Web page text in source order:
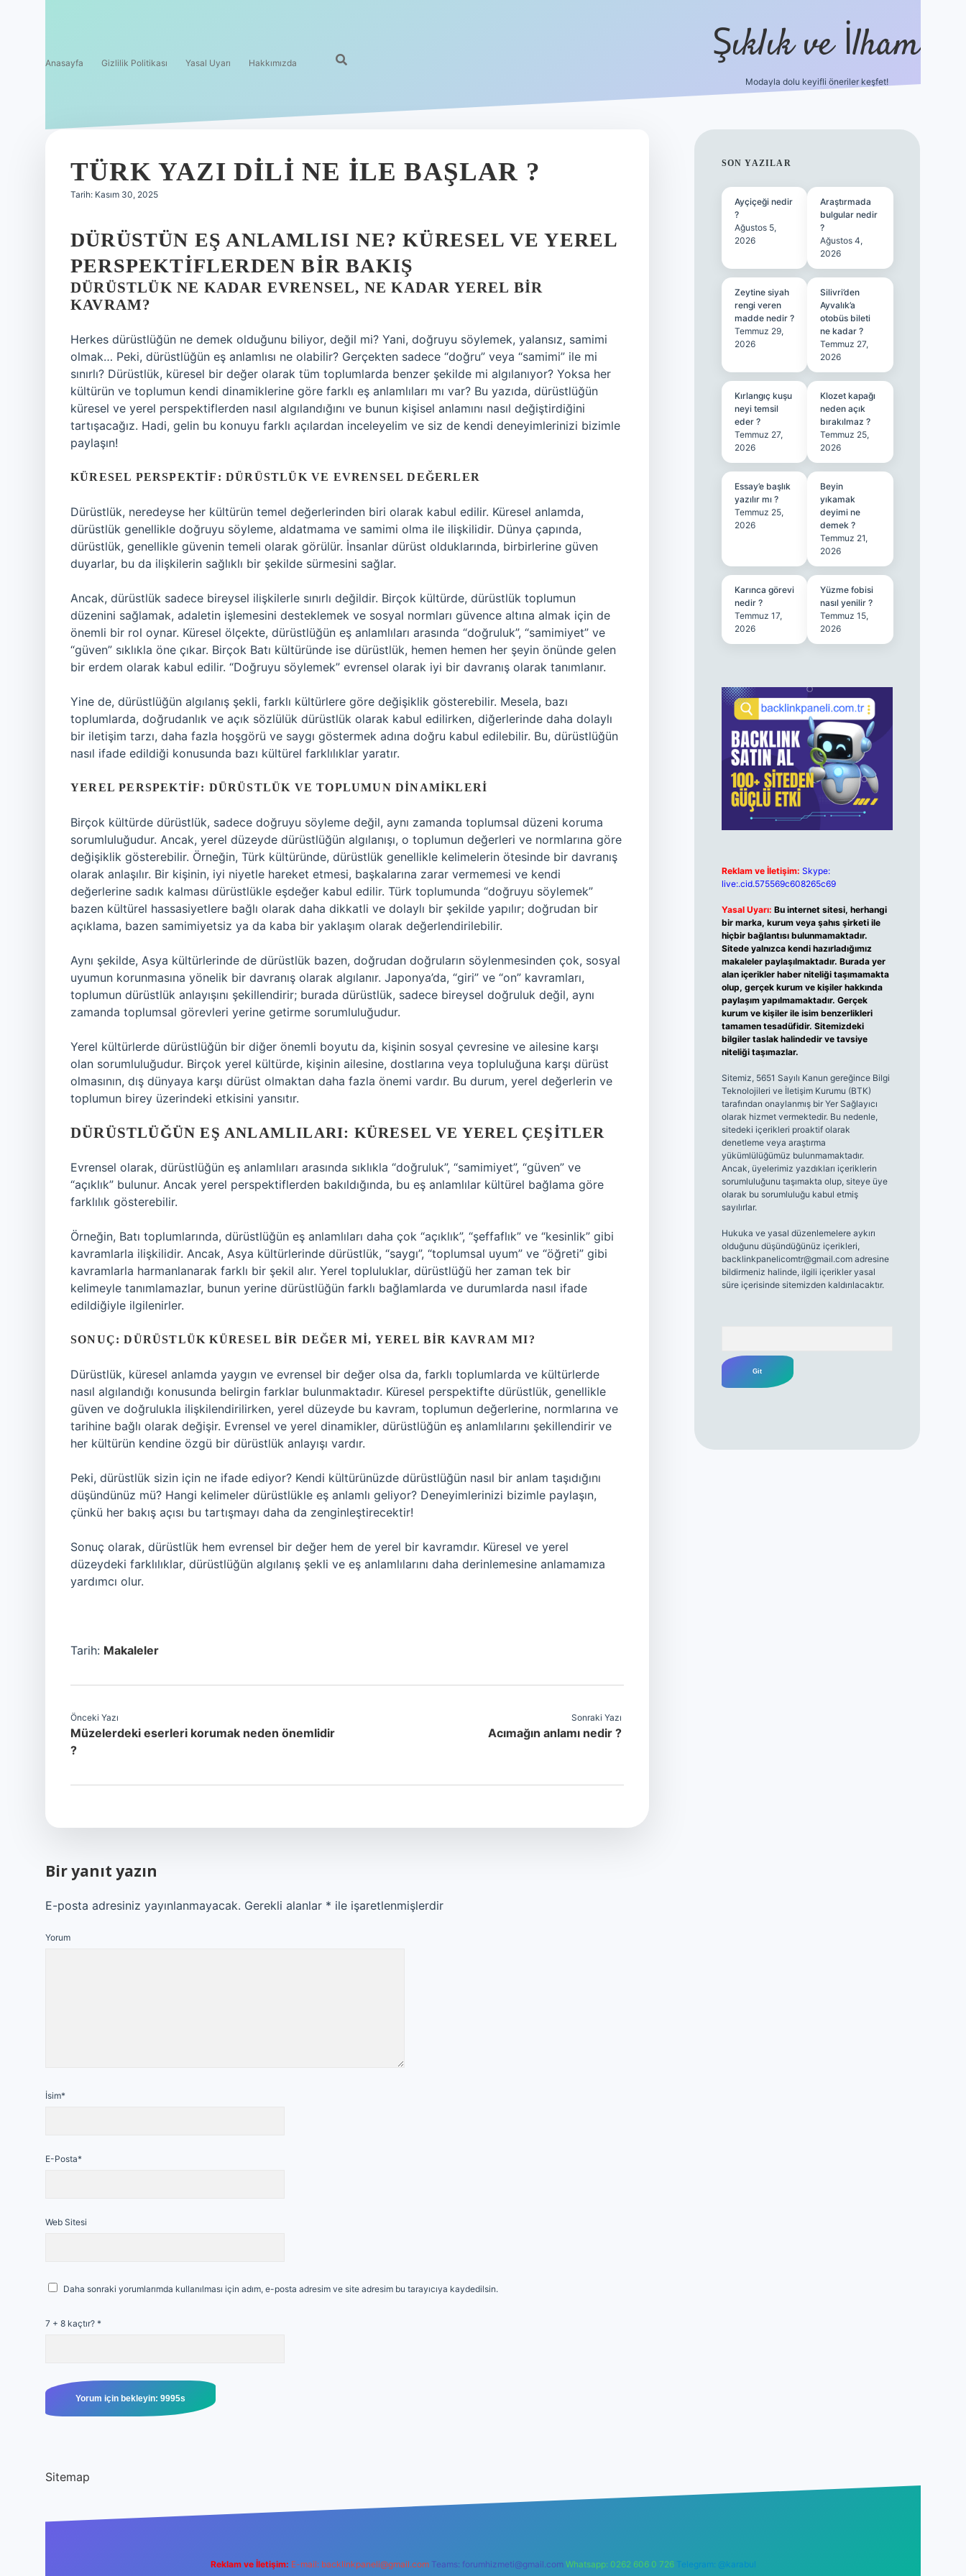
Anasayfa Gizlilik Politikası Yasal Uyarı Hakkımızda Şıklık ve İlham
Modayla dolu keyifli öneriler keşfet!
TÜRK YAZI DILI NE ILE BAŞLAR ?
Tarih: Kasım 30, 2025
DÜRÜSTÜN EŞ ANLAMLISI NE? KÜRESEL VE YEREL
PERSPEKTIFLERDEN BIR BAKIŞ
DÜRÜSTLÜK NE KADAR EVRENSEL, NE KADAR YEREL BIR
KAVRAM?
Herkes dürüstlüğün ne demek olduğunu biliyor, değil mi? Yani, doğruyu söylemek, yalansız, samimi
olmak… Peki, dürüstlüğün eş anlamlısı ne olabilir? Gerçekten sadece “doğru” veya “samimi” ile mi
sınırlı? Dürüstlük, küresel bir değer olarak tüm toplumlarda benzer şekilde mi algılanıyor? Yoksa her
kültürün ve toplumun kendi dinamiklerine göre farklı eş anlamlıları mı var? Bu yazıda, dürüstlüğün
küresel ve yerel perspektiflerden nasıl algılandığını ve bunun kişisel anlamını nasıl değiştirdiğini
tartışacağız. Hadi, gelin bu konuyu farklı açılardan inceleyelim ve siz de kendi deneyimlerinizi bizimle
paylaşın!
KÜRESEL PERSPEKTIF: DÜRÜSTLÜK VE EVRENSEL DEĞERLER
Dürüstlük, neredeyse her kültürün temel değerlerinden biri olarak kabul edilir. Küresel anlamda,
dürüstlük genellikle doğruyu söyleme, aldatmama ve samimi olma ile ilişkilidir. Dünya çapında,
dürüstlük, genellikle güvenin temeli olarak görülür. İnsanlar dürüst olduklarında, birbirlerine güven
duyarlar, bu da ilişkilerin sağlıklı bir şekilde sürmesini sağlar.
Ancak, dürüstlük sadece bireysel ilişkilerle sınırlı değildir. Birçok kültürde, dürüstlük toplumun
düzenini sağlamak, adaletin işlemesini desteklemek ve sosyal normları güvence altına almak için de
önemli bir rol oynar. Küresel ölçekte, dürüstlüğün eş anlamlıları arasında “doğruluk”, “samimiyet” ve
“güven” sıklıkla öne çıkar. Birçok Batı kültüründe ise dürüstlük, hemen hemen her şeyin önünde gelen
bir erdem olarak kabul edilir. “Doğruyu söylemek” evrensel olarak iyi bir davranış olarak tanımlanır.
Yine de, dürüstlüğün algılanış şekli, farklı kültürlere göre değişiklik gösterebilir. Mesela, bazı
toplumlarda, doğrudanlık ve açık sözlülük dürüstlük olarak kabul edilirken, diğerlerinde daha dolaylı
bir iletişim tarzı, daha fazla hoşgörü ve saygı göstermek adına doğru kabul edilebilir. Bu, dürüstlüğün
nasıl ifade edildiği konusunda bazı kültürel farklılıklar yaratır.
YEREL PERSPEKTIF: DÜRÜSTLÜK VE TOPLUMUN DINAMIKLERI
Birçok kültürde dürüstlük, sadece doğruyu söyleme değil, aynı zamanda toplumsal düzeni koruma
sorumluluğudur. Ancak, yerel düzeyde dürüstlüğün algılanışı, o toplumun değerleri ve normlarına göre
değişiklik gösterebilir. Örneğin, Türk kültüründe, dürüstlük genellikle kelimelerin ötesinde bir davranış
olarak anlaşılır. Bir kişinin, iyi niyetle hareket etmesi, başkalarına zarar vermemesi ve kendi
değerlerine sadık kalması dürüstlükle eşdeğer kabul edilir. Türk toplumunda “doğruyu söylemek”
bazen kültürel hassasiyetlere bağlı olarak daha dikkatli ve dolaylı bir şekilde yapılır; doğrudan bir
açıklama, bazen samimiyetsiz ya da kaba bir yaklaşım olarak değerlendirilebilir.
Aynı şekilde, Asya kültürlerinde de dürüstlük bazen, doğrudan doğruların söylenmesinden çok, sosyal
uyumun korunmasına yönelik bir davranış olarak algılanır. Japonya’da, “giri” ve “on” kavramları,
toplumun dürüstlük anlayışını şekillendirir; burada dürüstlük, sadece bireysel doğruluk değil, aynı
zamanda toplumsal görevleri yerine getirme sorumluluğudur.
Yerel kültürlerde dürüstlüğün bir diğer önemli boyutu da, kişinin sosyal çevresine ve ailesine karşı
olan sorumluluğudur. Birçok yerel kültürde, kişinin ailesine, dostlarına veya topluluğuna karşı dürüst
olmasının, dış dünyaya karşı dürüst olmaktan daha fazla önemi vardır. Bu durum, yerel değerlerin ve
toplumun birey üzerindeki etkisini yansıtır.
DÜRÜSTLÜĞÜN EŞ ANLAMLILARI: KÜRESEL VE YEREL ÇEŞITLER
Evrensel olarak, dürüstlüğün eş anlamlıları arasında sıklıkla “doğruluk”, “samimiyet”, “güven” ve
“açıklık” bulunur. Ancak yerel perspektiflerden bakıldığında, bu eş anlamlılar kültürel bağlama göre
farklılık gösterebilir.
Örneğin, Batı toplumlarında, dürüstlüğün eş anlamlıları daha çok “açıklık”, “şeffaflık” ve “kesinlik” gibi
kavramlarla ilişkilidir. Ancak, Asya kültürlerinde dürüstlük, “saygı”, “toplumsal uyum” ve “öğreti” gibi
kavramlarla harmanlanarak farklı bir şekil alır. Yerel topluluklar, dürüstlüğü her zaman tek bir
kelimeyle tanımlamazlar, bunun yerine dürüstlüğün farklı bağlamlarda ve durumlarda nasıl ifade
edildiğiyle ilgilenirler.
SONUÇ: DÜRÜSTLÜK KÜRESEL BIR DEĞER MI, YEREL BIR KAVRAM MI?
Dürüstlük, küresel anlamda yaygın ve evrensel bir değer olsa da, farklı toplumlarda ve kültürlerde
nasıl algılandığı konusunda belirgin farklar bulunmaktadır. Küresel perspektifte dürüstlük, genellikle
güven ve doğrulukla ilişkilendirilirken, yerel düzeyde bu kavram, toplumun değerlerine, normlarına ve
tarihine bağlı olarak değişir. Evrensel ve yerel dinamikler, dürüstlüğün eş anlamlılarını şekillendirir ve
her kültürün kendine özgü bir dürüstlük anlayışı vardır.
Peki, dürüstlük sizin için ne ifade ediyor? Kendi kültürünüzde dürüstlüğün nasıl bir anlam taşıdığını
düşündünüz mü? Hangi kelimeler dürüstlükle eş anlamlı geliyor? Deneyimlerinizi bizimle paylaşın,
çünkü her bakış açısı bu tartışmayı daha da zenginleştirecektir!
Sonuç olarak, dürüstlük hem evrensel bir değer hem de yerel bir kavramdır. Küresel ve yerel
düzeydeki farklılıklar, dürüstlüğün algılanış şekli ve eş anlamlılarını daha derinlemesine anlamamıza
yardımcı olur.
Tarih: Makaleler
Önceki Yazı
Müzelerdeki eserleri korumak neden önemlidir
?
Sonraki Yazı
Acımağın anlamı nedir ?
Bir yanıt yazın
E-posta adresiniz yayınlanmayacak. Gerekli alanlar * ile işaretlenmişlerdir
Yorum
İsim*
E-Posta*
Web Sitesi
Daha sonraki yorumlarımda kullanılması için adım, e-posta adresim ve site adresim bu tarayıcıya kaydedilsin.
7 + 8 kaçtır? *
Sitemap
SIDEBAR
SON YAZILAR
Ayçiçeği nedir
?
Ağustos 5,
2026
Araştırmada
bulgular nedir
?
Ağustos 4,
2026
Zeytine siyah
rengi veren
madde nedir ?
Temmuz 29,
2026
Silivri’den
Ayvalık’a
otobüs bileti
ne kadar ?
Temmuz 27,
2026
Kırlangıç kuşu
neyi temsil
eder ?
Temmuz 27,
2026
Klozet kapağı
neden açık
bırakılmaz ?
Temmuz 25,
2026
Essay’e başlık
yazılır mı ?
Temmuz 25,
2026
Beyin
yıkamak
deyimi ne
demek ?
Temmuz 21,
2026
Karınca görevi
nedir ?
Temmuz 17,
2026
Yüzme fobisi
nasıl yenilir ?
Temmuz 15,
2026
Reklam ve İletişim: Skype:
live:.cid.575569c608265c69
Yasal Uyarı: Bu internet sitesi, herhangi
bir marka, kurum veya şahıs şirketi ile
hiçbir bağlantısı bulunmamaktadır.
Sitede yalnızca kendi hazırladığımız
makaleler paylaşılmaktadır. Burada yer
alan içerikler haber niteliği taşımamakta
olup, gerçek kurum ve kişiler hakkında
paylaşım yapılmamaktadır. Gerçek
kurum ve kişiler ile isim benzerlikleri
tamamen tesadüfidir. Sitemizdeki
bilgiler taslak halindedir ve tavsiye
niteliği taşımazlar.
Sitemiz, 5651 Sayılı Kanun gereğince Bilgi
Teknolojileri ve İletişim Kurumu (BTK)
tarafından onaylanmış bir Yer Sağlayıcı
olarak hizmet vermektedir. Bu nedenle,
sitedeki içerikleri proaktif olarak
denetleme veya araştırma
yükümlülüğümüz bulunmamaktadır.
Ancak, üyelerimiz yazdıkları içeriklerin
sorumluluğunu taşımakta olup, siteye üye
olarak bu sorumluluğu kabul etmiş
sayılırlar.
Hukuka ve yasal düzenlemelere aykırı
olduğunu düşündüğünüz içerikleri,
backlinkpanelicomtr@gmail.comadresine
bildirmeniz halinde, ilgili içerikler yasal
süre içerisinde sitemizden kaldırılacaktır.
betexper yeni giriş
Reklam ve İletişim: E-mail: backlinkpaneli@gmail.com Teams: forumhizmeti@gmail.com Whatsapp: 0262 606 0 726 Telegram: @karabul